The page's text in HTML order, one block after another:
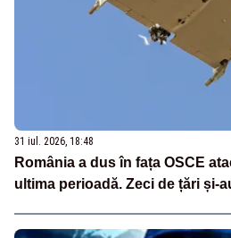
31 iul. 2026, 18:48
România a dus în fața OSCE
ultima perioadă. Zeci de țări și-